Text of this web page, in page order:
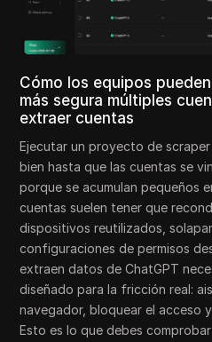
Cómo los equipos
más segura múltiples
extraer cuentas
Ejecutar un proyecto de
bien hasta que las cuentas se
porque se acumulan pequeños
cuentas suelen tener que
dispositivos reutilizados,
configuraciones de permisos
extraen datos de ChatGPT
diseñado para la fricción real:
navegador, bloquear el acceso
Esto es lo que debes